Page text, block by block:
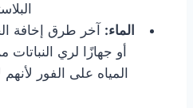
الماء: آخر طرق إخافة
أو جهازًا لري
المياه على الفور